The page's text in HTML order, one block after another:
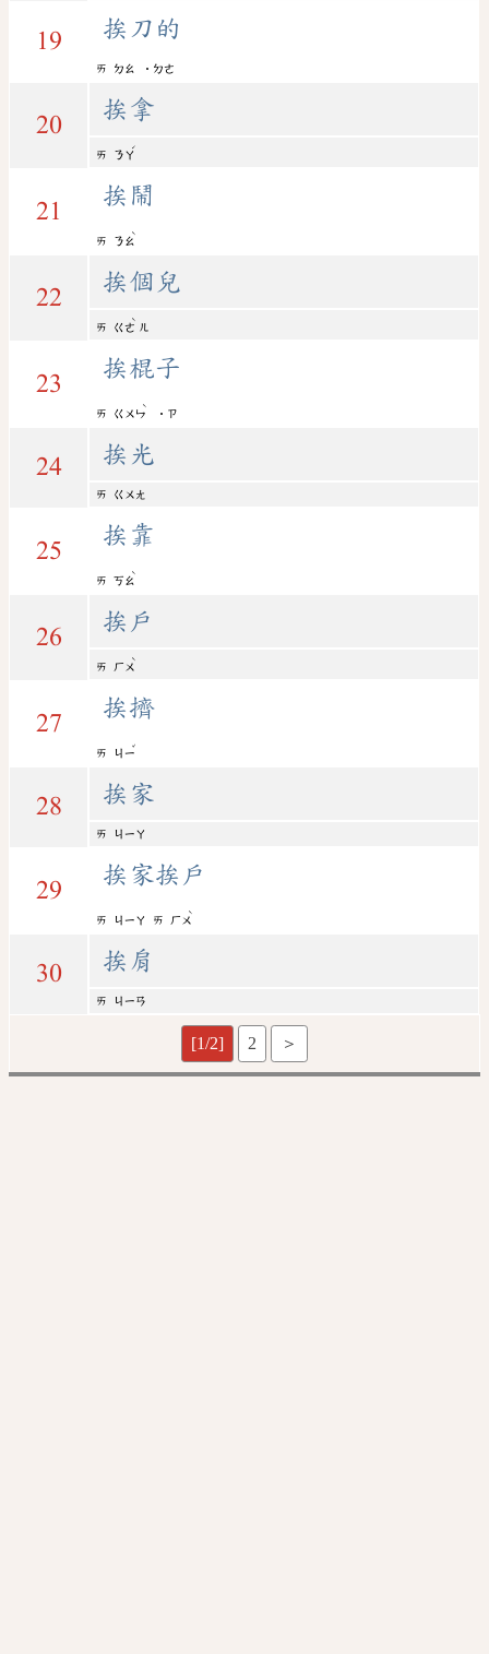
19 挨刀的
ㄞ ㄉㄠ ˙ㄉㄜ
20
挨拿
ㄞ ㄋㄚ
ˊ
21
挨鬧
ㄞ ㄋㄠ
ˋ
22
挨個兒
ㄞ ㄍㄜ
ˋ
ㄦ
23
挨棍子
ㄞ ㄍㄨㄣ
ˋ
˙ㄗ
24 挨光
ㄞ ㄍㄨㄤ
25
挨靠
ㄞ ㄎㄠ
ˋ
26
挨戶
ㄞ ㄏㄨ
ˋ
27
挨擠
ㄞ ㄐㄧ
ˇ
28 挨家
ㄞ ㄐㄧㄚ
29
挨家挨戶
ㄞ ㄐㄧㄚ ㄞ ㄏㄨ
ˋ
30 挨肩
ㄞ ㄐㄧㄢ
[1/2] 2 ＞